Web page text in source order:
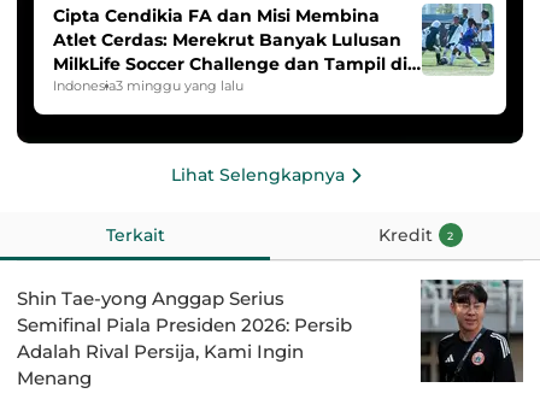
Cipta Cendikia FA dan Misi Membina
Atlet Cerdas: Merekrut Banyak Lulusan
MilkLife Soccer Challenge dan Tampil di
HYDROPLUS Soccer League
Indonesia3 minggu yang lalu
Lihat Selengkapnya
Terkait Kredit 2
Shin Tae-yong Anggap Serius
Semifinal Piala Presiden 2026: Persib
Adalah Rival Persija, Kami Ingin
Menang